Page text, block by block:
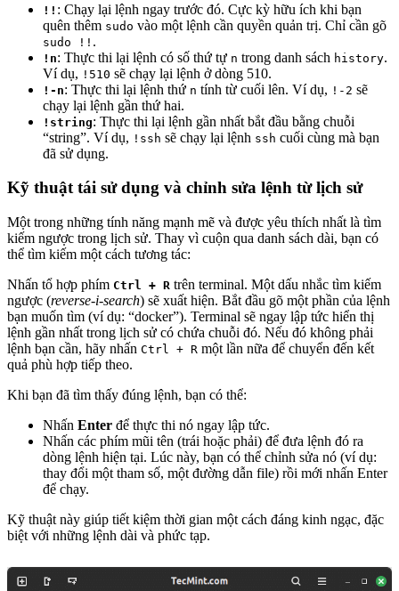
!! : Chạy lại lệnh ngay trước đó. Cực kỳ hữu ích khi bạn
quên thêm sudo vào một lệnh cần quyền quản trị. Chỉ cần gõ
sudo !! .
!n: Thực thi lại lệnh có số thứ tự n trong danh sách history.
Ví dụ, !510 sẽ chạy lại lệnh ở dòng 510.
!-n: Thực thi lại lệnh thứ n tính từ cuối lên. Ví dụ, !-2 sẽ
chạy lại lệnh gần thứ hai.
!string: Thực thi lại lệnh gần nhất bắt đầu bằng chuỗi
“string”. Ví dụ, !ssh sẽ chạy lại lệnh ssh cuối cùng mà bạn
đã sử dụng.
Kỹ thuật tái sử dụng và chỉnh sửa lệnh từ lịch sử
Một trong những tính năng mạnh mẽ và được yêu thích nhất là tìm
kiếm ngược trong lịch sử. Thay vì cuộn qua danh sách dài, bạn có
thể tìm kiếm một cách tương tác:
Nhấn tổ hợp phím Ctrl + R trên terminal. Một dấu nhắc tìm kiếm
ngược (reverse-i-search) sẽ xuất hiện. Bắt đầu gõ một phần của lệnh
bạn muốn tìm (ví dụ: “docker”). Terminal sẽ ngay lập tức hiển thị
lệnh gần nhất trong lịch sử có chứa chuỗi đó. Nếu đó không phải
lệnh bạn cần, hãy nhấn Ctrl + R một lần nữa để chuyển đến kết
quả phù hợp tiếp theo.
Khi bạn đã tìm thấy đúng lệnh, bạn có thể:
Nhấn Enter để thực thi nó ngay lập tức.
Nhấn các phím mũi tên (trái hoặc phải) để đưa lệnh đó ra
dòng lệnh hiện tại. Lúc này, bạn có thể chỉnh sửa nó (ví dụ:
thay đổi một tham số, một đường dẫn file) rồi mới nhấn Enter
để chạy.
Kỹ thuật này giúp tiết kiệm thời gian một cách đáng kinh ngạc, đặc
biệt với những lệnh dài và phức tạp.